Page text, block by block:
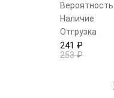
Вероятность
Наличие
Отгрузка
241 ₽
253 ₽